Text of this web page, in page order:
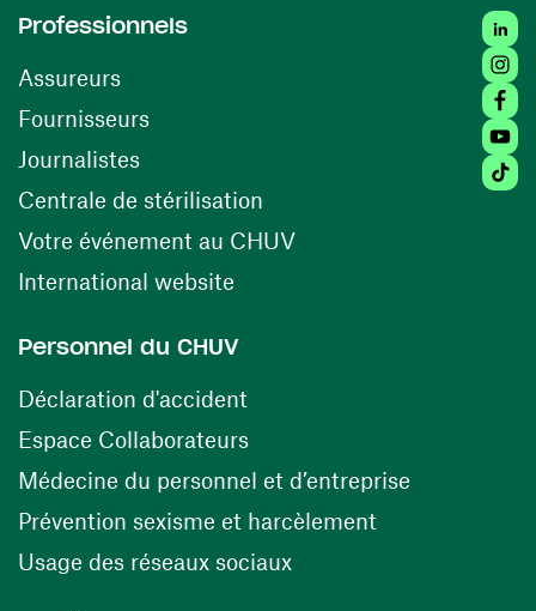
Professionnels
Assureurs
Fournisseurs(ouvre une nouvelle fenêtre)
Journalistes
Centrale de stérilisation (ouvre une nouvelle
Votre événement au CHUV(ouvre une nouvelle
International website
Personnel du CHUV
Déclaration d'accident
Espace Collaborateurs(ouvre une nouvelle fenêtre)
Médecine du personnel et d’entreprise
Prévention sexisme et harcèlement
Usage des réseaux sociaux(ouvre une nouvelle